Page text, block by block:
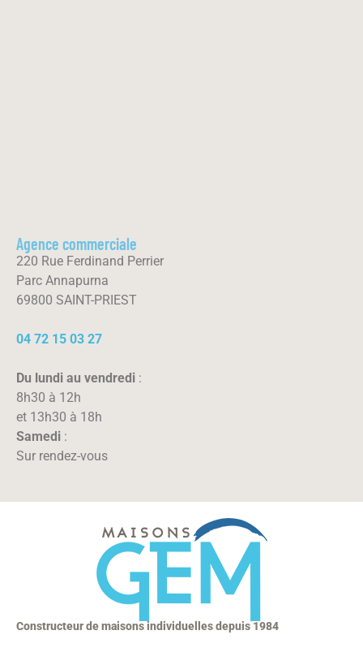
Agence commerciale
220 Rue Ferdinand Perrier
Parc Annapurna
69800 SAINT-PRIEST
04 72 15 03 27
Du lundi au vendredi :
8h30 à 12h
et 13h30 à 18h
Samedi :
Sur rendez-vous
Constructeur de maisons individuelles depuis 1984